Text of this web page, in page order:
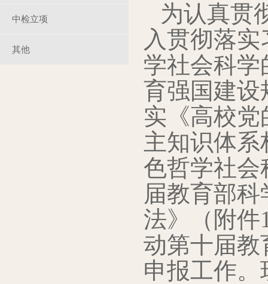
中检立项
其他
为认真贯
入贯彻落
学社会科
育强国建
实《高校
主知识体
色哲学社会
届教育部
法》（附件
动第十届教
申报工作